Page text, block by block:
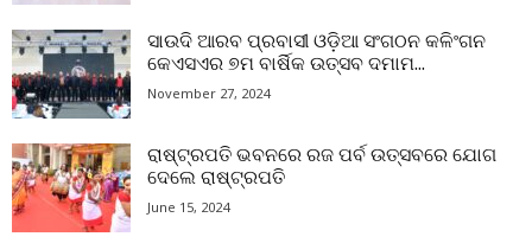
ସାଉଦି ଆରବ ପ୍ରବାସୀ ଓଡ଼ିଆ ସଂଗଠନ କଳିଂଗନ
କେଏସଏର ୭ମ ବାର୍ଷିକ ଉତ୍ସବ ଦମାମ...
November 27, 2024
ରାଷ୍ଟ୍ରପତି ଭବନରେ ରଜ ପର୍ବ ଉତ୍ସବରେ ଯୋଗ
ଦେଲେ ରାଷ୍ଟ୍ରପତି
June 15, 2024